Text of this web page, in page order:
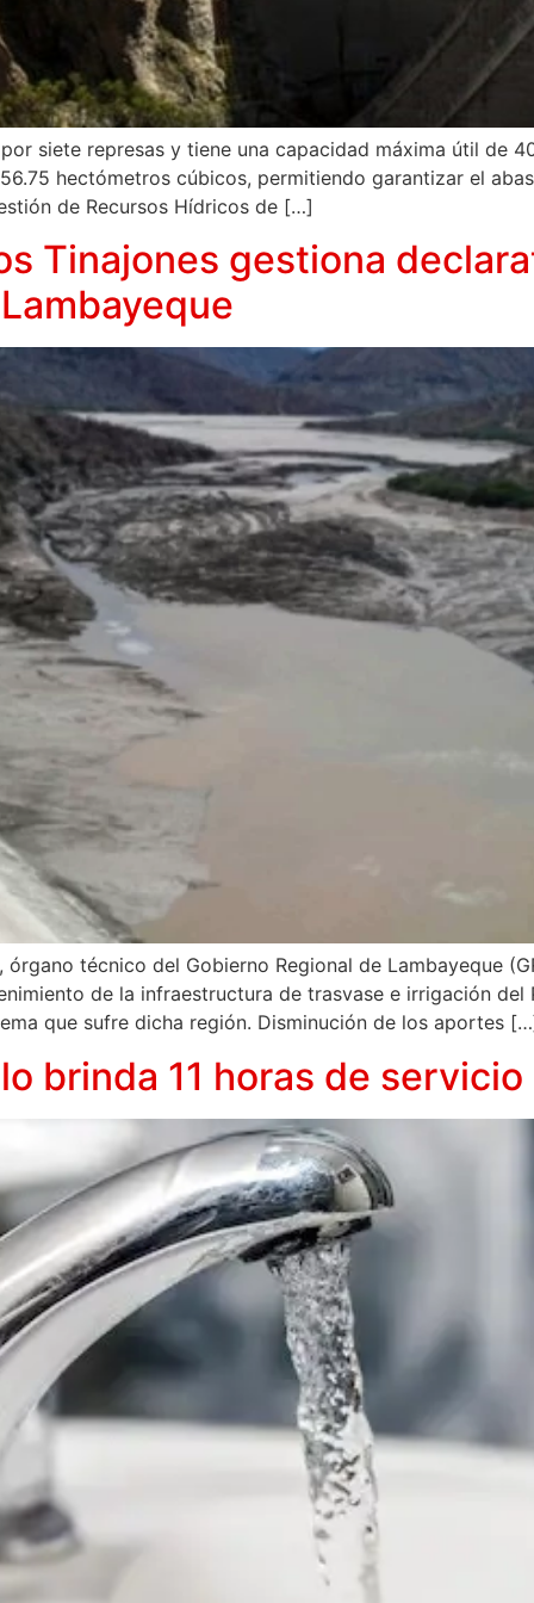
siete represas y tiene una capacidad máxima útil de
hectómetros cúbicos, permitiendo garantizar el
de Recursos Hídricos de […]
Tinajones gestiona
órgano técnico del Gobierno Regional de Lambayeque
de la infraestructura de trasvase e irrigación
que sufre dicha región. Disminución de los aportes
brinda 11 horas de